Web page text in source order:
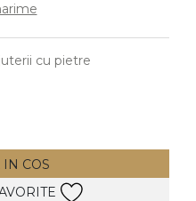
Vezi toate
cu pietre
COS